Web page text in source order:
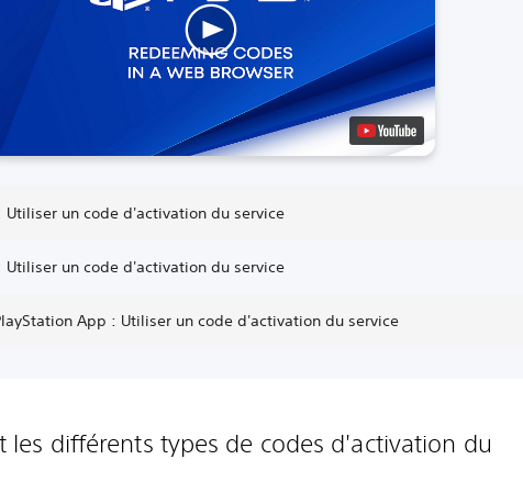
Utiliser un code d'activation du service
Utiliser un code d'activation du service
App : Utiliser un code d'activation du service
les différents types de codes d'activation du